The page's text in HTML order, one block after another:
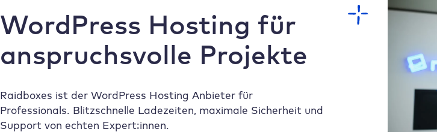
WordPress Hosting für
anspruchsvolle Projekte
Raidboxes ist der WordPress Hosting Anbieter für
Professionals. Blitzschnelle Ladezeiten, maximale Sicherheit und
Support von echten Expert:innen.